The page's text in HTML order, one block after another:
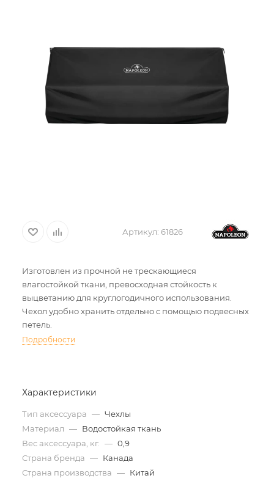
Артикул: 61826
Изготовлен из прочной не трескающиеся
влагостойкой ткани, превосходная стойкость к
выцветанию для круглогодичного использования.
Чехол удобно хранить отдельно с помощью подвесных
петель.
Подробности
Характеристики
Тип аксессуара — Чехлы
Материал — Водостойкая ткань
Вес аксессуара, кг.
— 0,9
Страна бренда — Канада
Страна производства — Китай